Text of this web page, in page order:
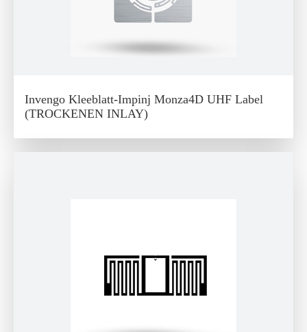
Invengo Kleeblatt-Impinj Monza4D UHF Label
(TROCKENEN INLAY)